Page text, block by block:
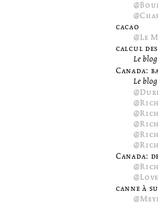
@
@
cacao
@Le
calcul
Le
Canada:
Le
@
@
@
@
@
@
Canada:
@
@
canne à
@